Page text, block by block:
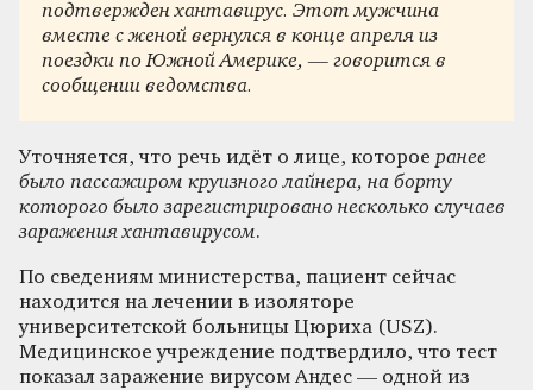
подтвержден хантавирус. Этот мужчина
вместе с женой вернулся в конце апреля из
поездки по Южной Америке, — говорится в
сообщении ведомства.
Уточняется, что речь идёт о лице, которое ранее
было пассажиром круизного лайнера, на борту
которого было зарегистрировано несколько случаев
заражения хантавирусом.
По сведениям министерства, пациент сейчас
находится на лечении в изоляторе
университетской больницы Цюриха (USZ).
Медицинское учреждение подтвердило, что тест
показал заражение вирусом Андес — одной из